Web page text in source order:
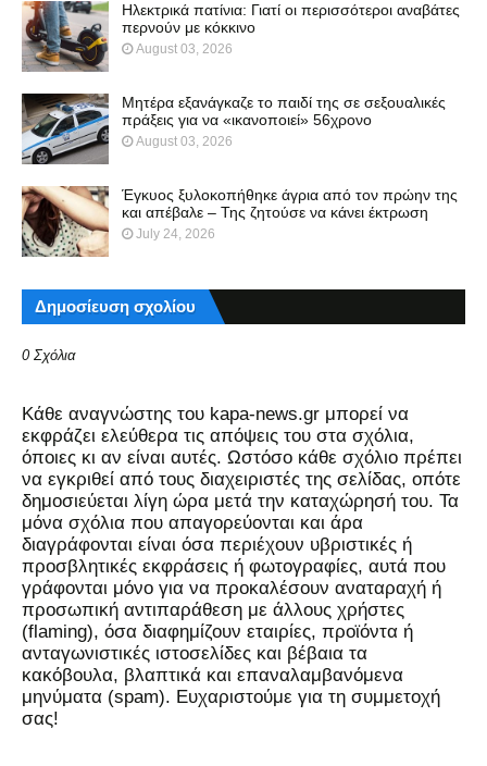
Ηλεκτρικά πατίνια: Γιατί οι περισσότεροι αναβάτες
περνούν με κόκκινο
August 03, 2026
Μητέρα εξανάγκαζε το παιδί της σε σεξουαλικές
πράξεις για να «ικανοποιεί» 56χρονο
August 03, 2026
Έγκυος ξυλοκοπήθηκε άγρια από τον πρώην της
και απέβαλε – Της ζητούσε να κάνει έκτρωση
July 24, 2026
Δημοσίευση σχολίου
0 Σχόλια
Kάθε αναγνώστης του kapa-news.gr μπορεί να
εκφράζει ελεύθερα τις απόψεις του στα σχόλια,
όποιες κι αν είναι αυτές. Ωστόσο κάθε σχόλιο πρέπει
να εγκριθεί από τους διαχειριστές της σελίδας, οπότε
δημοσιεύεται λίγη ώρα μετά την καταχώρησή του. Τα
μόνα σχόλια που απαγορεύονται και άρα
διαγράφονται είναι όσα περιέχουν υβριστικές ή
προσβλητικές εκφράσεις ή φωτογραφίες, αυτά που
γράφονται μόνο για να προκαλέσουν αναταραχή ή
προσωπική αντιπαράθεση με άλλους χρήστες
(flaming), όσα διαφημίζουν εταιρίες, προϊόντα ή
ανταγωνιστικές ιστοσελίδες και βέβαια τα
κακόβουλα, βλαπτικά και επαναλαμβανόμενα
μηνύματα (spam). Ευχαριστούμε για τη συμμετοχή
σας!